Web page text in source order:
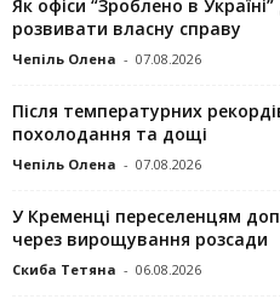
Як офіси “Зроблено в
розвивати власну справу
Чепіль Олена - 07.08.2026
Після температурних
похолодання та дощі
Чепіль Олена - 07.08.2026
У Кременці переселенцям
через вирощування розсади
Скиба Тетяна - 06.08.2026